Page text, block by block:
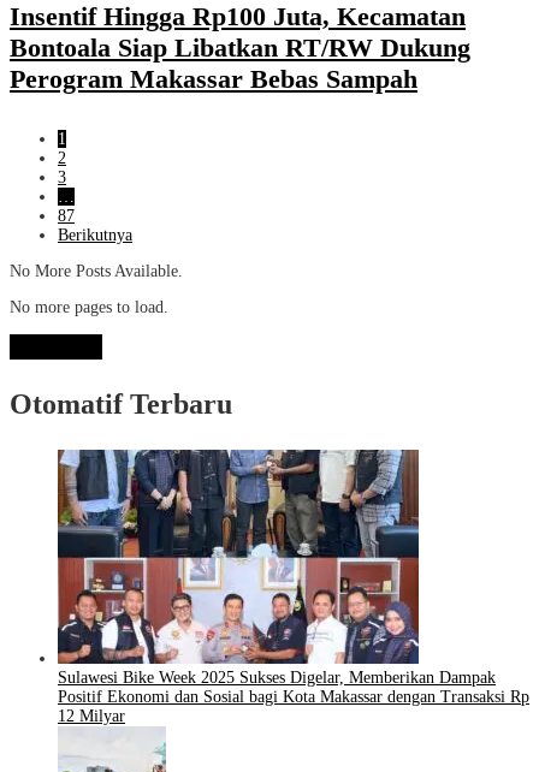
Insentif Hingga Rp100 Juta, Kecamatan
Bontoala Siap Libatkan RT/RW Dukung
Perogram Makassar Bebas Sampah
1
2
3
…
87
Berikutnya
No More Posts Available.
No more pages to load.
Otomatif Terbaru
Sulawesi Bike Week 2025 Sukses Digelar, Memberikan Dampak
Positif Ekonomi dan Sosial bagi Kota Makassar dengan Transaksi Rp
12 Milyar